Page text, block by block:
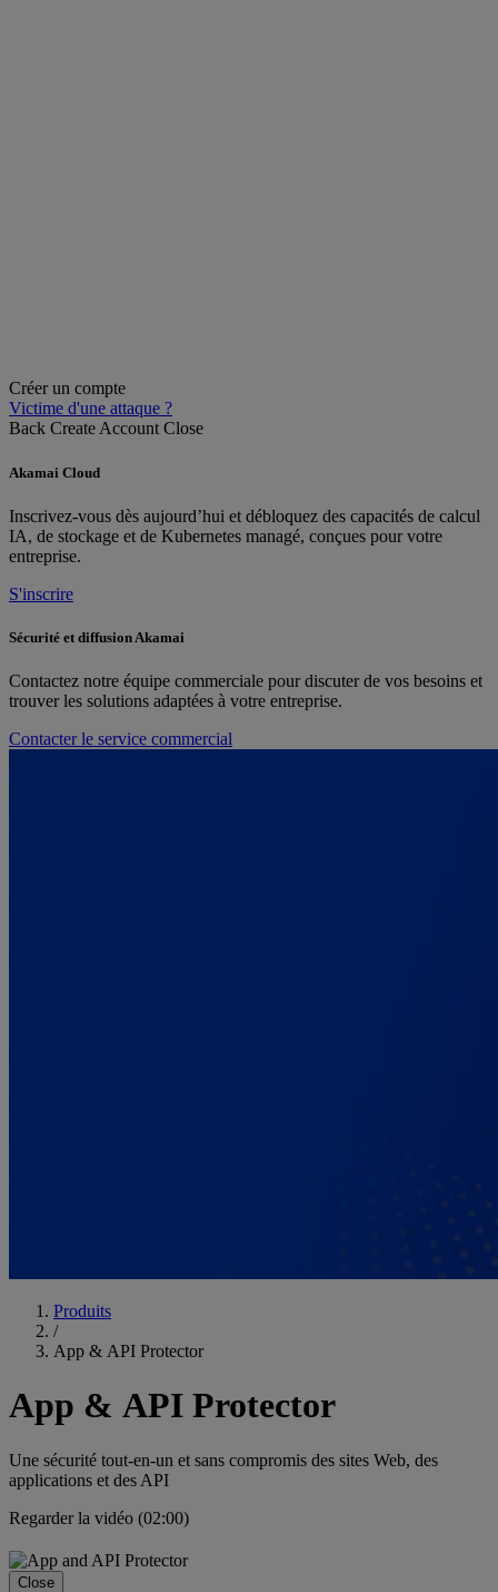
Créer un compte
Victime d'une attaque ?
Back Create Account Close
Akamai Cloud
Inscrivez-vous dès aujourd’hui et débloquez des capacités de calcul
IA, de stockage et de Kubernetes managé, conçues pour votre
entreprise.
S'inscrire
Sécurité et diffusion Akamai
Contactez notre équipe commerciale pour discuter de vos besoins et
trouver les solutions adaptées à votre entreprise.
Contacter le service commercial
Produits
/
App & API Protector
App & API Protector
Une sécurité tout-en-un et sans compromis des sites Web, des
applications et des API
Regarder la vidéo (02:00)
Close